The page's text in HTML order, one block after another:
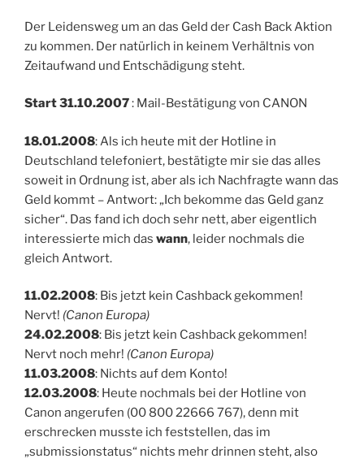
Der Leidensweg um an das Geld der Cash Back Aktion
zu kommen. Der natürlich in keinem Verhältnis von
Zeitaufwand und Entschädigung steht.
Start 31.10.2007: Mail-Bestätigung von CANON
18.01.2008: Als ich heute mit der Hotline in
Deutschland telefoniert, bestätigte mir sie das alles
soweit in Ordnung ist, aber als ich Nachfragte wann das
Geld kommt – Antwort: „Ich bekomme das Geld ganz
sicher“. Das fand ich doch sehr nett, aber eigentlich
interessierte mich das wann, leider nochmals die
gleich Antwort.
11.02.2008: Bis jetzt kein Cashback gekommen!
Nervt! (Canon Europa)
24.02.2008: Bis jetzt kein Cashback gekommen!
Nervt noch mehr! (Canon Europa)
11.03.2008: Nichts auf dem Konto!
12.03.2008: Heute nochmals bei der Hotline von
Canon angerufen (00 800 22666 767), denn mit
erschrecken musste ich feststellen, das im
„submissionstatus“ nichts mehr drinnen steht, also